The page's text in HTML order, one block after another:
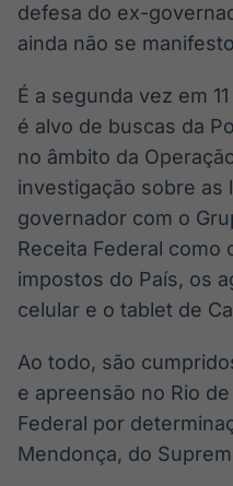
Soluções de Dados
defesa do ex-
ainda não se
É a segunda vez em
é alvo de buscas da
no âmbito da
investigação sobre as
governador com o
Receita Federal como
impostos do País, os
celular e o tablet de
Ao todo, são
e apreensão no Rio
Federal por
Mendonça, do